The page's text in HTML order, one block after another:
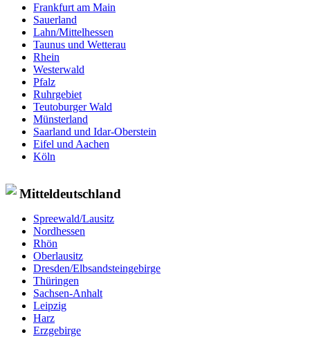
Frankfurt am Main
Sauerland
Lahn/Mittelhessen
Taunus und Wetterau
Rhein
Westerwald
Pfalz
Ruhrgebiet
Teutoburger Wald
Münsterland
Saarland und Idar-Oberstein
Eifel und Aachen
Köln
Mitteldeutschland
Spreewald/Lausitz
Nordhessen
Rhön
Oberlausitz
Dresden/Elbsandsteingebirge
Thüringen
Sachsen-Anhalt
Leipzig
Harz
Erzgebirge